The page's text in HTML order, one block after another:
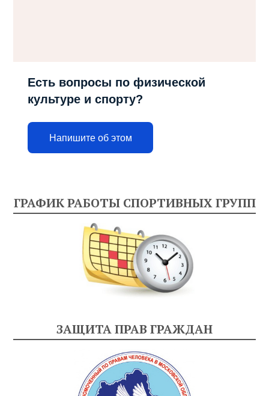
Есть вопросы по физической
культуре и спорту?
Напишите об этом
ГРАФИК РАБОТЫ СПОРТИВНЫХ ГРУПП
ЗАЩИТА ПРАВ ГРАЖДАН